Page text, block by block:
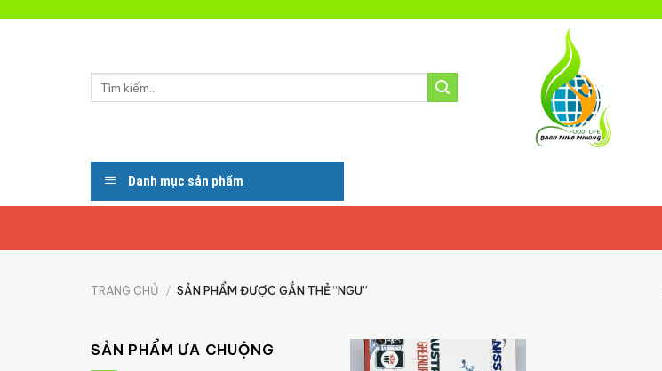
Tìm
Danh mục sản phẩm
TRANG CHỦ / SẢN PHẨM ĐƯỢC GẮN THẺ “NGU”
SẢN PHẨM ƯA CHUỘNG